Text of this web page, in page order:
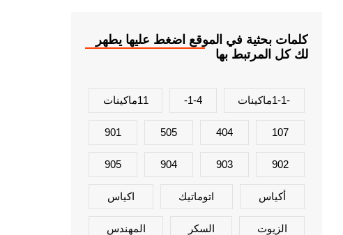
كلمات بحثية في الموقع اضغط عليها يطهر
لك كل المرتبط بها
-1-1ماكينات 1-4- 11ماكينات
107
404
505
901
902
903
904
905
أكياس اتوماتيك اكياس
الزيوت السكر المهندس